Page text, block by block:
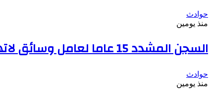
حوادث
منذ يومين
السجن المشدد 15 عاما لعامل وسائق لاتهامهما بخطف طفل وهتك عرضه بشبرا الخيمة
حوادث
منذ يومين